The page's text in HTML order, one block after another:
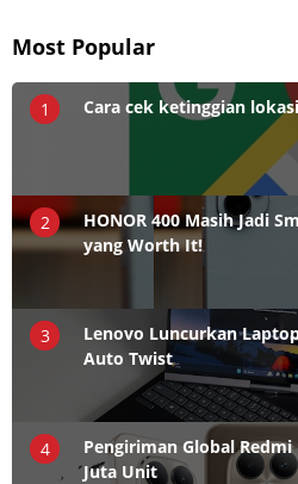
Most Popular
1 Cara cek ketinggian
2
HONOR 400 Masih Jadi
yang Worth It!
3
Lenovo Luncurkan
Auto Twist
4
Pengiriman Global Redmi
Juta Unit